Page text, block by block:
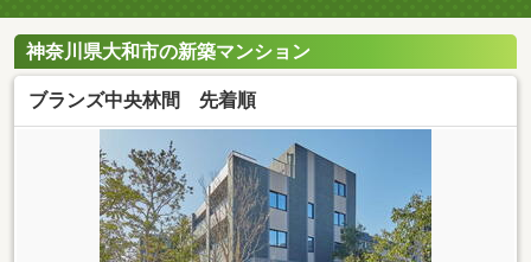
神奈川県大和市の新築マンション
ブランズ中央林間 先着順